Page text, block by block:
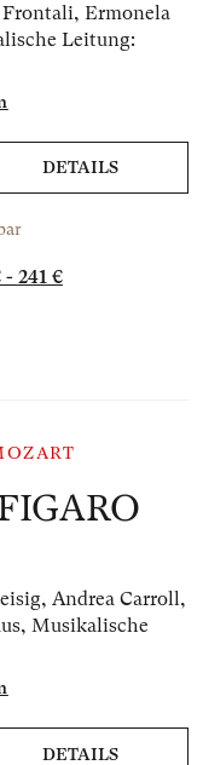
Ermonela
Leitung:
DETAILS
89 € - 241 €
Andrea Carroll,
Musikalische
DETAILS